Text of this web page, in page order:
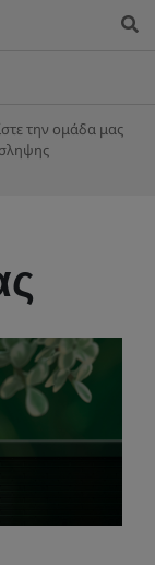
την ομάδα μας